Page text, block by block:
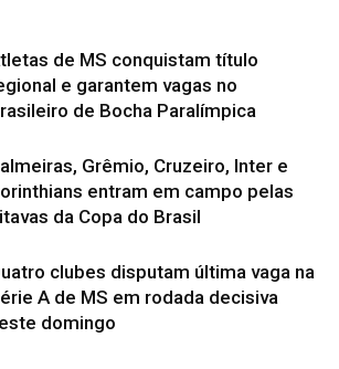
de MS conquistam título
e garantem vagas no
de Bocha Paralímpica
Grêmio, Cruzeiro, Inter e
entram em campo pelas
da Copa do Brasil
clubes disputam última vaga na
A de MS em rodada decisiva
domingo